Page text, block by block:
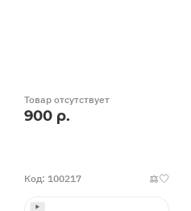
Товар отсутствует
900 р.
Код: 100217